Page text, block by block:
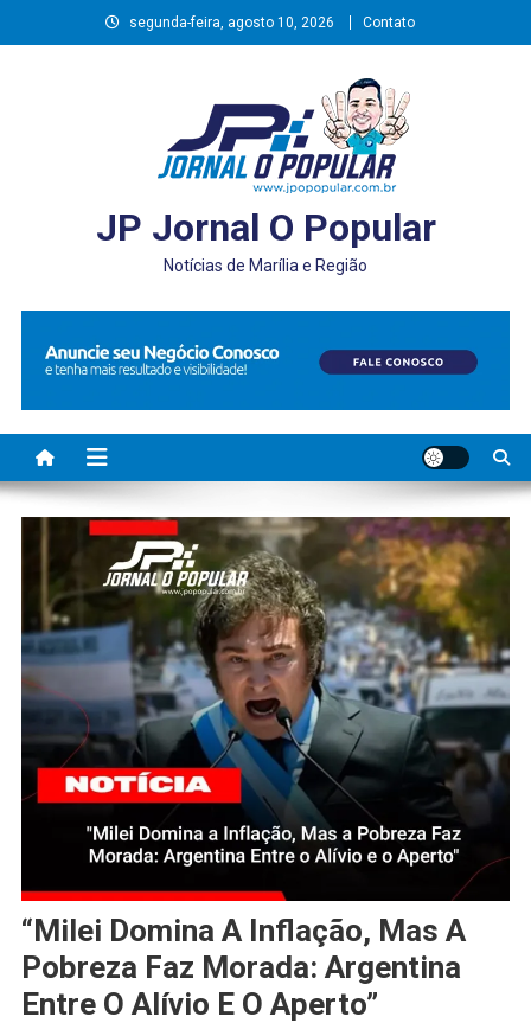
to
segunda-feira, agosto 10, 2026 Contato
JP Jornal O Popular
Notícias de Marília e Região
“Milei Domina A Inflação, Mas A
Pobreza Faz Morada: Argentina
Entre O Alívio E O Aperto”